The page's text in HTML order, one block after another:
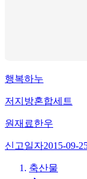
행복하누
저지방혼합세트
원재료한우
신고일자2015-09-
축산물